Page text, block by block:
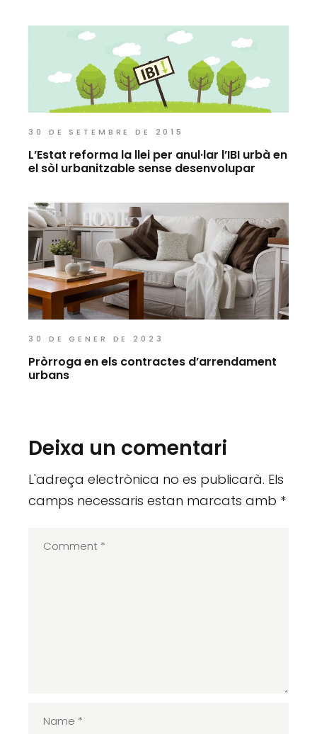
30 DE SETEMBRE DE 2015
L’Estat reforma la llei per anul·lar l’IBI urbà en
el sòl urbanitzable sense desenvolupar
30 DE GENER DE 2023
Pròrroga en els contractes d’arrendament
urbans
Deixa un comentari
L'adreça electrònica no es publicarà. Els
camps necessaris estan marcats amb *